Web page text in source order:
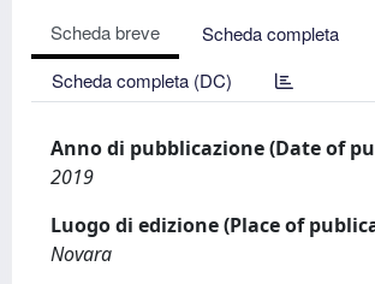
Scheda breve
Scheda completa
Scheda completa (DC)
Anno di pubblicazione (Date of
2019
Luogo di edizione (Place of
Novara